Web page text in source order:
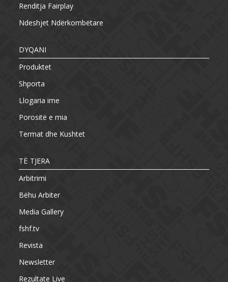
Renditja Fairplay
Ndeshjet Ndërkombëtare
DYQANI
Produktet
Shporta
Llogaria ime
Porositë e mia
Termat dhe Kushtet
TË TJERA
Arbitrimi
Bëhu Arbiter
Media Gallery
fshf.tv
Revista
Newsletter
Rezultate Live